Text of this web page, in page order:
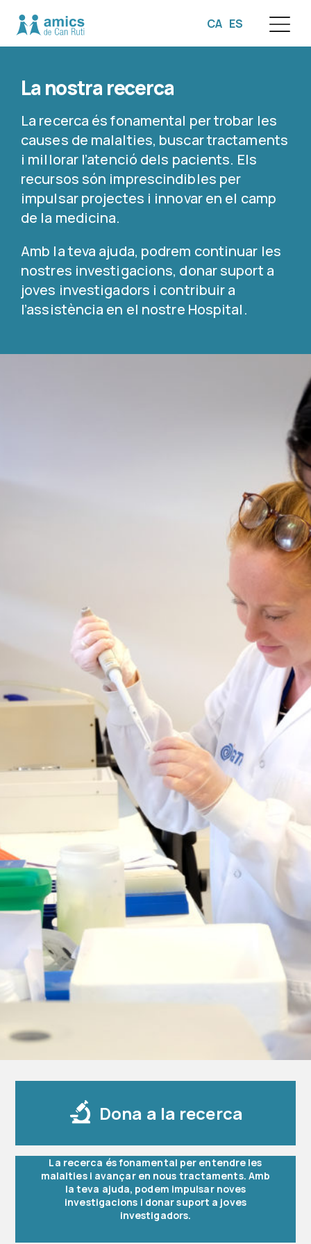
CA ES
La nostra recerca
La recerca és fonamental per trobar les
causes de malalties, buscar tractaments
i millorar l’atenció dels pacients. Els
recursos són imprescindibles per
impulsar projectes i innovar en el camp
de la medicina.
Amb la teva ajuda, podrem continuar les
nostres investigacions, donar suport a
joves investigadors i contribuir a
l’assistència en el nostre Hospital.
Dona a la recerca
La recerca és fonamental per entendre les
malalties i avançar en nous tractaments. Amb
la teva ajuda, podem impulsar noves
investigacions i donar suport a joves
investigadors.